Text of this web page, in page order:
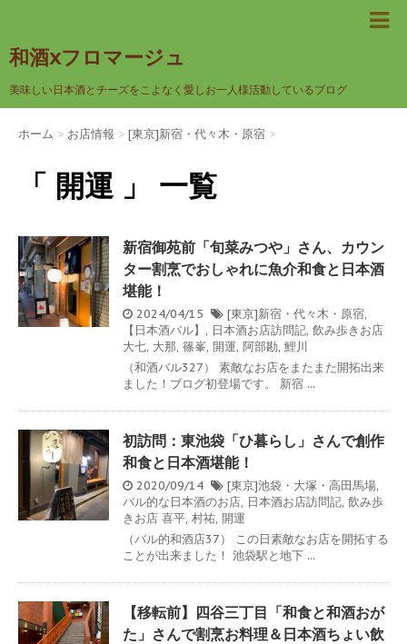
和酒xフロマージュ
美味しい日本酒とチーズをこよなく愛しお一人様活動しているブログ
ホーム > お店情報 > [東京]新宿・代々木・原宿 >
「 開運 」 一覧
新宿御苑前「旬菜みつや」さん、カウン
ター割烹でおしゃれに魚介和食と日本酒
堪能！
2024/04/15 [東京]新宿・代々木・原宿,
【日本酒バル】 , 日本酒お店訪問記, 飲み歩きお店
大七, 大那, 篠峯, 開運, 阿部勘, 鯉川
（和酒バル327） 素敵なお店をまたまた開拓出来
ました！ブログ初登場です。 新宿 ...
初訪問：東池袋「ひ暮らし」さんで創作
和食と日本酒堪能！
2020/09/14 [東京]池袋・大塚・高田馬場,
バル的な日本酒のお店, 日本酒お店訪問記, 飲み歩
きお店 喜平, 村祐, 開運
（バル的和酒店37） この日素敵なお店を開拓する
ことが出来ました！ 池袋駅と地下 ...
【移転前】四谷三丁目「和食と和酒おが
た」さんで割烹お料理＆日本酒ちょい飲